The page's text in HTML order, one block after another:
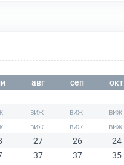
авг сеп окт
27 26 24
37 37 35